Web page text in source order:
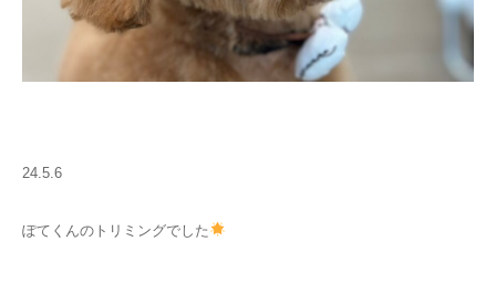
24.5.6
ぽてくんのトリミングでした